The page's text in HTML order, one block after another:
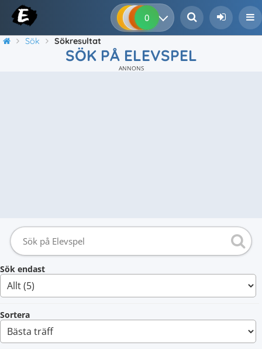
0 0 0
Sök Sökresultat
SÖK PÅ ELEVSPEL
ANNONS
Sök endast
Sortera